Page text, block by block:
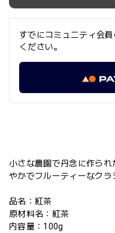
すでにコミュニティ会
ください。
小さな農園で丹念に作ら
やかでフルーティーなクラ
品名：紅茶
原材料名：紅茶
内容量：100g